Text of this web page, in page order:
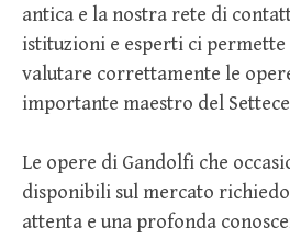
antica e la nostra rete di
istituzioni e esperti ci
valutare correttamente le
importante maestro del
Le opere di Gandolfi che
disponibili sul mercato
attenta e una profonda